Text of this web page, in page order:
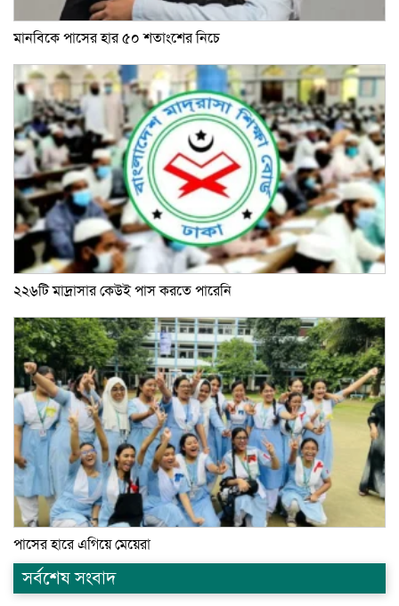
মানবিকে পাসের হার ৫০ শতাংশের নিচে
২২৬টি মাদ্রাসার কেউই পাস করতে পারেনি
পাসের হারে এগিয়ে মেয়েরা
সর্বশেষ সংবাদ